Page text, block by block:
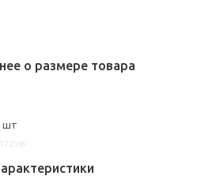
о размере товара
шт